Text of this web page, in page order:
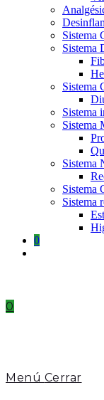
Sistema
Sistema
Sistema
Sistema
Sistema
Sistema
Sistema
Sistema
0
0
Menú Cerrar